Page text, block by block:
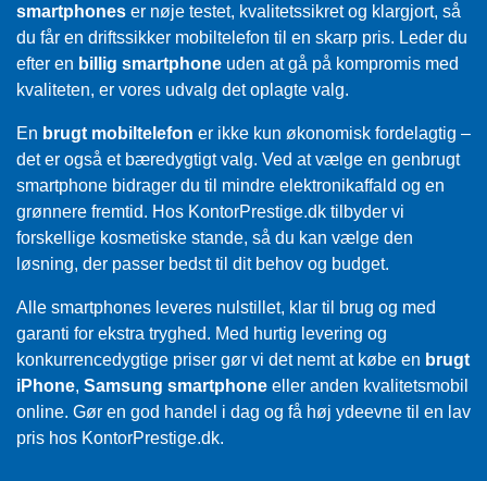
smartphones er nøje testet, kvalitetssikret og klargjort, så
du får en driftssikker mobiltelefon til en skarp pris. Leder du
efter en billig smartphone uden at gå på kompromis med
kvaliteten, er vores udvalg det oplagte valg.
En brugt mobiltelefon er ikke kun økonomisk fordelagtig –
det er også et bæredygtigt valg. Ved at vælge en genbrugt
smartphone bidrager du til mindre elektronikaffald og en
grønnere fremtid. Hos KontorPrestige.dk tilbyder vi
forskellige kosmetiske stande, så du kan vælge den
løsning, der passer bedst til dit behov og budget.
Alle smartphones leveres nulstillet, klar til brug og med
garanti for ekstra tryghed. Med hurtig levering og
konkurrencedygtige priser gør vi det nemt at købe en brugt
iPhone, Samsung smartphone eller anden kvalitetsmobil
online. Gør en god handel i dag og få høj ydeevne til en lav
pris hos KontorPrestige.dk.